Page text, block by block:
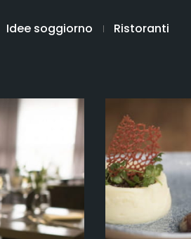
Idee soggiorno Ristoranti